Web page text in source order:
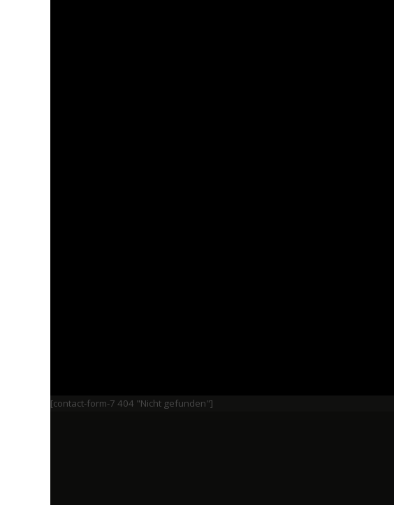
[contact-form-7 404 "Nicht gefunden"]